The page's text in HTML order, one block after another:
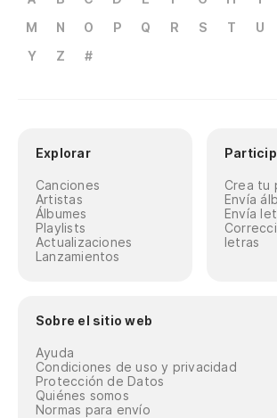
M
N O P Q R S T U
Y
Z #
Explorar
Canciones
Artistas
Álbumes
Playlists
Actualizaciones
Lanzamientos
Crea tu
Envía
Envía
letras
Sobre el sitio web
Ayuda
Condiciones de uso y privacidad
Protección de Datos
Quiénes somos
Normas para envío